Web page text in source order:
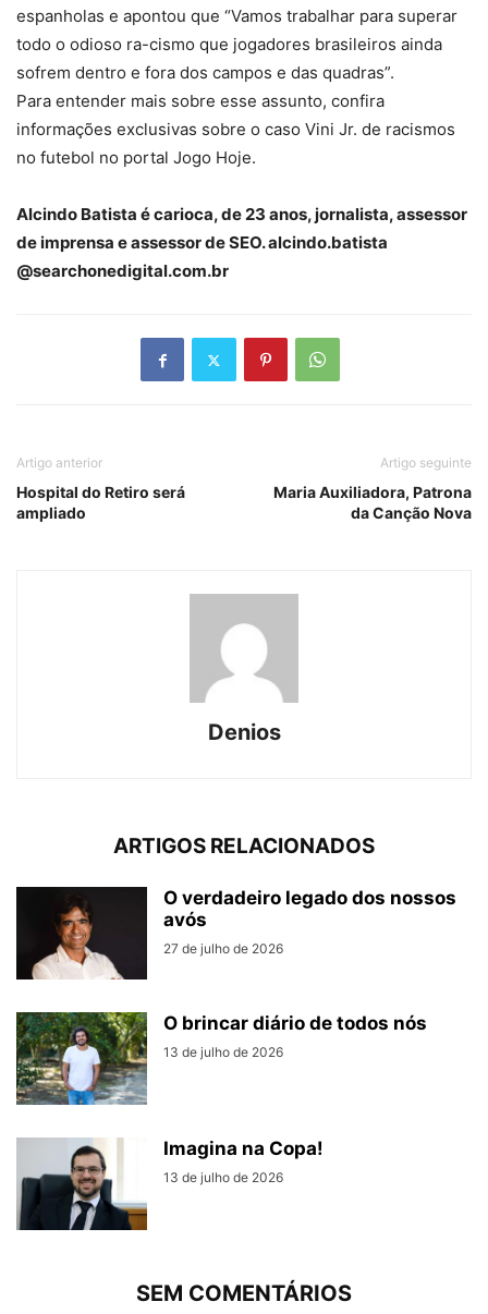
espanholas e apontou que “Vamos trabalhar para superar
todo o odioso ra-cismo que jogadores brasileiros ainda
sofrem dentro e fora dos campos e das quadras”.
Para entender mais sobre esse assunto, confira
informações exclusivas sobre o caso Vini Jr. de racismos
no futebol no portal Jogo Hoje.
Alcindo Batista é carioca, de 23 anos, jornalista, assessor
de imprensa e assessor de SEO. alcindo.batista
@searchonedigital.com.br
Artigo anterior
Hospital do Retiro será
ampliado
Artigo seguinte
Maria Auxiliadora, Patrona
da Canção Nova
Denios
ARTIGOS RELACIONADOS
O verdadeiro legado dos nossos
avós
27 de julho de 2026
O brincar diário de todos nós
13 de julho de 2026
Imagina na Copa!
13 de julho de 2026
SEM COMENTÁRIOS